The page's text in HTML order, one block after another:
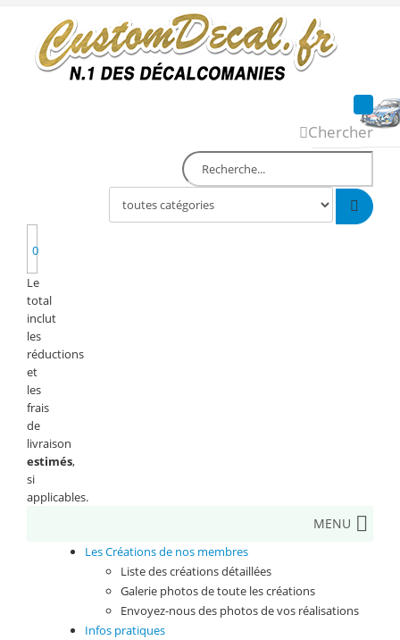
Chercher
0
Le
total
inclut
les
réductions
et
les
frais
de
livraison
estimés,
si
applicables.
MENU
Les Créations de nos membres
Liste des créations détaillées
Galerie photos de toute les créations
Envoyez-nous des photos de vos réalisations
Infos pratiques